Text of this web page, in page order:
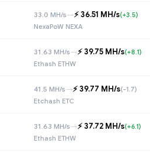
33.0 MH/s→⚡️ 36.51 MH/s(+3.5)
NexaPoW NEXA
31.63 MH/s→⚡️ 39.75 MH/s(+8.1)
Ethash ETHW
41.5 MH/s→⚡️ 39.77 MH/s(-1.7)
Etchash ETC
31.63 MH/s→⚡️ 37.72 MH/s(+6.1)
Ethash ETHW